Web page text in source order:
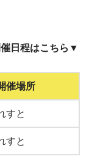
日程はこちら▼
催場所
すと
すと